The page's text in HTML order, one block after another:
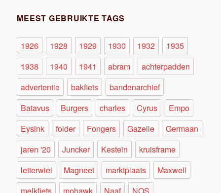
MEEST GEBRUIKTE TAGS
1926 1928 1929 1930 1932
1935
1938
1940 1941 abram
achterpadden
advertentie
bakfiets
bandenarchief
Batavus
Burgers charles Cyrus
Empo
Eysink
folder Fongers Gazelle
Germaan
jaren '20
Juncker Kestein
kruisframe
letterwiel
Magneet marktplaats
Maxwell
melkfiets
mohawk Naaf NOS